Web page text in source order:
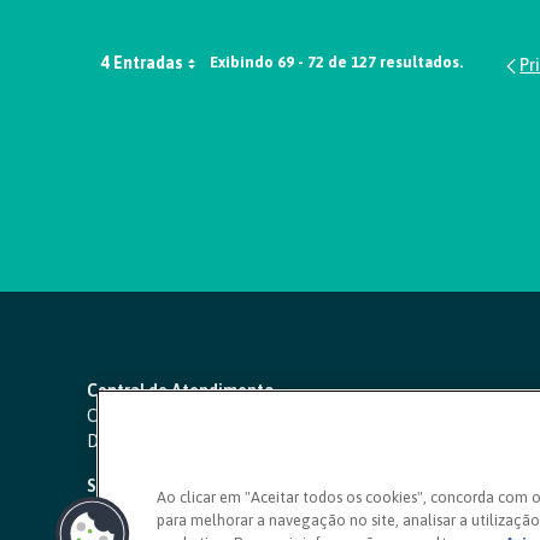
4 Entradas Exibindo 69 - 72 de 127 resultados.
Central de Atendimento
Capitais e regiões metropolitanas:
Demais localidades:
SAC 24 horas
Ouvidoria
Ao clicar em "Aceitar todos os cookies", concorda com
para melhorar a navegação no site, analisar a